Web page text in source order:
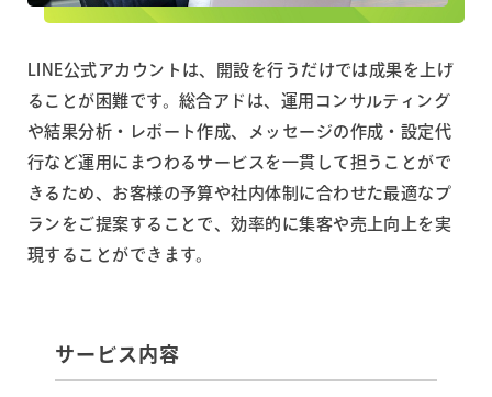
LINE公式アカウントは、開設を行うだけでは成果を上げ
ることが困難です。総合アドは、運用コンサルティング
や結果分析・レポート作成、メッセージの作成・設定代
行など運用にまつわるサービスを一貫して担うことがで
きるため、お客様の予算や社内体制に合わせた最適なプ
ランをご提案することで、効率的に集客や売上向上を実
現することができます。
サービス内容